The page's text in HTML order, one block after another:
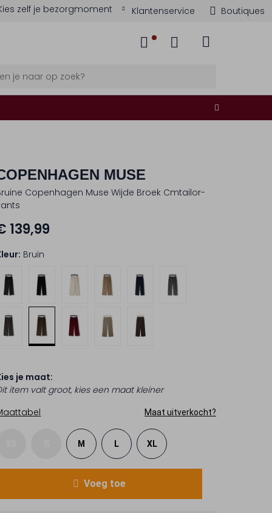
zelf je bezorgmoment Klantenservice Boutiques
MUSE
Copenhagen Muse Wijde Broek Cmtailor-
139,99
Bruin
je maat:
item valt groot, kies een maat kleiner
Maat uitverkocht?
M L XL
Voeg toe